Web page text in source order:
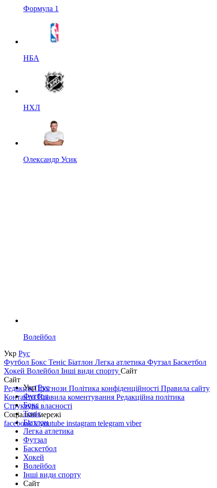
Формула 1
НБА
НХЛ
Олександр Усик
Волейбол
Укр Рус
Футбол Бокс Теніс Біатлон Легка атлетика Футзал Баскетбол
Хокей Волейбол Інші види спорту Сайт
Сайт
РедакціяПрогнози Політика конфіденційності Правила сайту
КонтактиПравила коментування Редакційна політика
Структура власності
Соціальні мережі
facebookxyoutube instagram telegram viber
УкрРус
Футбол
Бокс
Теніс
Біатлон
Легка атлетика
Футзал
Баскетбол
Хокей
Волейбол
Інші види спорту
Сайт